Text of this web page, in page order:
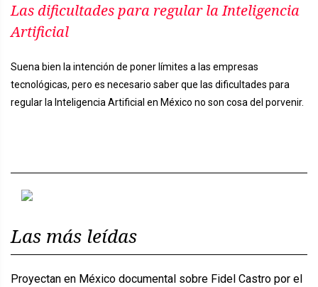
Las dificultades para regular la Inteligencia
Artificial
Suena bien la intención de poner límites a las empresas
tecnológicas, pero es necesario saber que las dificultades para
regular la Inteligencia Artificial en México no son cosa del porvenir.
Las más leídas
Proyectan en México documental sobre Fidel Castro por el